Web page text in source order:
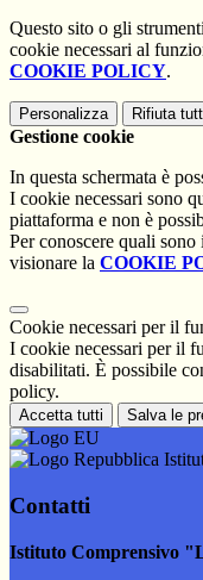
Questo sito o gli
cookie necessari al
COOKIE POLICY.
Personalizza Rifiuta
Gestione cookie
In questa schermata è
I cookie necessari sono
piattaforma e non è
Per conoscere quali
visionare la COOKIE
Cookie necessari per il
I cookie necessari per il
disabilitati. È possibile
policy.
Accetta tutti Salva le
Contatti
Istituto Comprensivo